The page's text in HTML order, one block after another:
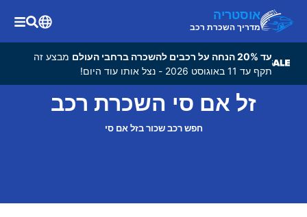
אוסטריה
מדריך השכרת רכב
עד 20% הנחה על רכבים להשכרה ברחבי העולם
מבצע זה
תקף עד 11 באוגוסט 2026 - נצל אותו עוד היום!
זל אם סי השכרת רכב
חפש רכב שכור בזל אם סי